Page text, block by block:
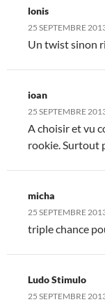
lonis
25 SEPTEMBRE
Un twist sinon
ioan
25 SEPTEMBRE
A choisir et vu
rookie. Surtout
micha
25 SEPTEMBRE
triple chance
Ludo Stimulo
25 SEPTEMBRE